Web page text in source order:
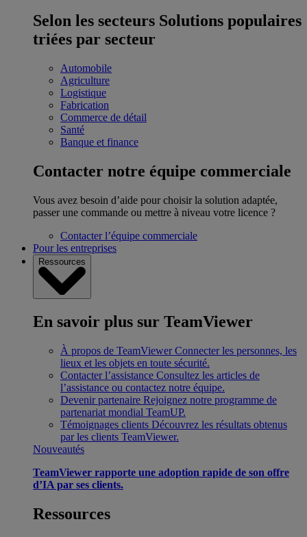
Selon les secteurs Solutions populaires
triées par secteur
Automobile
Agriculture
Logistique
Fabrication
Commerce de détail
Santé
Banque et finance
Contacter notre équipe commerciale
Vous avez besoin d’aide pour choisir la solution adaptée,
passer une commande ou mettre à niveau votre licence ?
Contacter l’équipe commerciale
Pour les entreprises
Ressources
En savoir plus sur TeamViewer
À propos de TeamViewer Connecter les personnes, les
lieux et les objets en toute sécurité.
Contacter l’assistance Consultez les articles de
l’assistance ou contactez notre équipe.
Devenir partenaire Rejoignez notre programme de
partenariat mondial TeamUP.
Témoignages clients Découvrez les résultats obtenus
par les clients TeamViewer.
Nouveautés
TeamViewer rapporte une adoption rapide de son offre
d’IA par ses clients.
Ressources